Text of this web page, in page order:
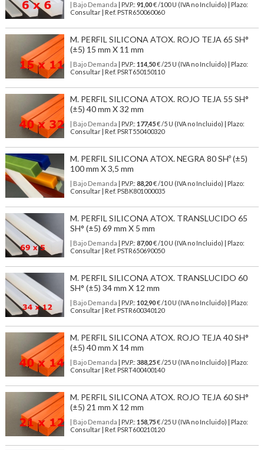
| Bajo Demanda | P.V.P.: 91,00€ /100 U (IVA no Incluido) | Plazo:
Consultar | Ref. PSTR650060060
M. PERFIL SILICONA ATOX. ROJO TEJA 65 SH°
(±5) 15 mm X 11 mm
| Bajo Demanda | P.V.P.: 114,50€ /25 U (IVA no Incluido) | Plazo:
Consultar | Ref. PSRT650150110
M. PERFIL SILICONA ATOX. ROJO TEJA 55 SH°
(±5) 40 mm X 32 mm
| Bajo Demanda | P.V.P.: 177,45€ /5 U (IVA no Incluido) | Plazo:
Consultar | Ref. PSRT550400320
M. PERFIL SILICONA ATOX. NEGRA 80 SHº (±5)
100 mm X 3,5 mm
| Bajo Demanda | P.V.P.: 88,20€ /10 U (IVA no Incluido) | Plazo:
Consultar | Ref. PSBK801000035
M. PERFIL SILICONA ATOX. TRANSLUCIDO 65
SH° (±5) 69 mm X 5 mm
| Bajo Demanda | P.V.P.: 87,00€ /10 U (IVA no Incluido) | Plazo:
Consultar | Ref. PSTR650690050
M. PERFIL SILICONA ATOX. TRANSLUCIDO 60
SH° (±5) 34 mm X 12 mm
| Bajo Demanda | P.V.P.: 102,90€ /10 U (IVA no Incluido) | Plazo:
Consultar | Ref. PSTR600340120
M. PERFIL SILICONA ATOX. ROJO TEJA 40 SH°
(±5) 40 mm X 14 mm
| Bajo Demanda | P.V.P.: 388,25€ /25 U (IVA no Incluido) | Plazo:
Consultar | Ref. PSRT400400140
M. PERFIL SILICONA ATOX. ROJO TEJA 60 SH°
(±5) 21 mm X 12 mm
| Bajo Demanda | P.V.P.: 158,75€ /25 U (IVA no Incluido) | Plazo:
Consultar | Ref. PSRT600210120